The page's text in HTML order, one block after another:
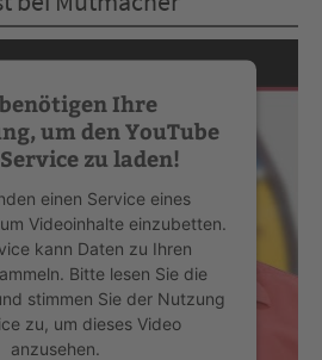
Ihre
um den YouTube
zu laden!
einen Service eines
Videoinhalte einzubetten.
kann Daten zu Ihren
Bitte lesen Sie die
stimmen Sie der Nutzung
zu, um dieses Video
anzusehen.